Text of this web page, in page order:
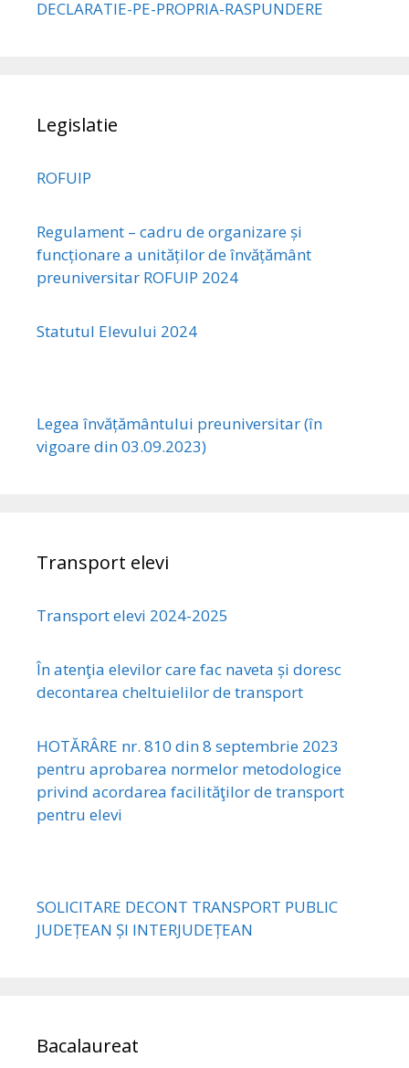
DECLARATIE-PE-PROPRIA-RASPUNDERE
Legislatie
ROFUIP
Regulament – cadru de organizare și
funcționare a unităților de învățământ
preuniversitar ROFUIP 2024
Statutul Elevului 2024
Legea învățământului preuniversitar (în
vigoare din 03.09.2023)
Transport elevi
Transport elevi 2024-2025
În atenţia elevilor care fac naveta și doresc
decontarea cheltuielilor de transport
HOTĂRÂRE nr. 810 din 8 septembrie 2023
pentru aprobarea normelor metodologice
privind acordarea facilităţilor de transport
pentru elevi
SOLICITARE DECONT TRANSPORT PUBLIC
JUDEȚEAN ȘI INTERJUDEȚEAN
Bacalaureat